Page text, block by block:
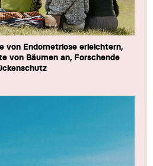
von Endometriose erleichtern,
von Bäumen an, Forschende